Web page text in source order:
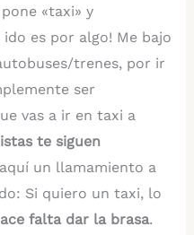
«taxi» y
es por algo! Me bajo
trenes, por ir
ser
vas a ir en taxi a
te siguen
un llamamiento a
Si quiero un taxi, lo
falta dar la brasa.